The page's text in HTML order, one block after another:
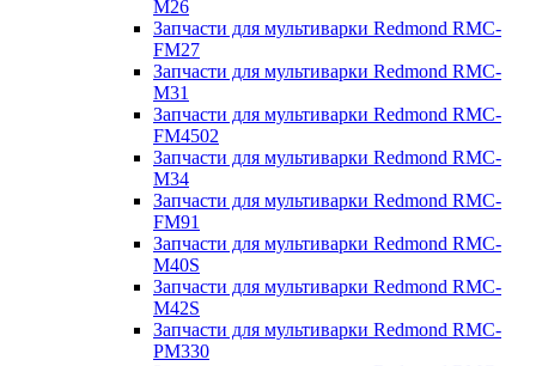
M26
Запчасти для мультиварки Redmond RMC-
FM27
Запчасти для мультиварки Redmond RMC-
M31
Запчасти для мультиварки Redmond RMC-
FM4502
Запчасти для мультиварки Redmond RMC-
M34
Запчасти для мультиварки Redmond RMC-
FM91
Запчасти для мультиварки Redmond RMC-
M40S
Запчасти для мультиварки Redmond RMC-
M42S
Запчасти для мультиварки Redmond RMC-
PM330